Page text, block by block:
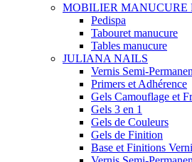
MOBILIER MANUCURE
Pedispa
Tabouret manucure
Tables manucure
JULIANA NAILS
Vernis Semi-
Primers et Adhérence
Gels Camouflage et
Gels 3 en 1
Gels de Couleurs
Gels de Finition
Base et Finitions